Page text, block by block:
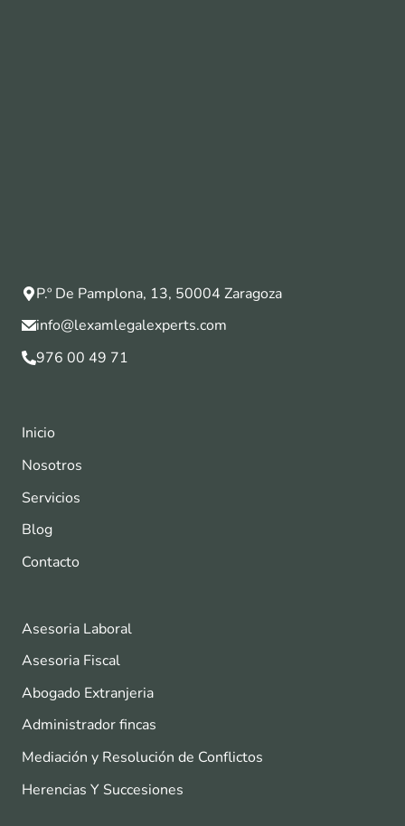
P.º De Pamplona, 13, 50004 Zaragoza
info@lexamlegalexperts.com
976 00 49 71
Inicio
Nosotros
Servicios
Blog
Contacto
Asesoria Laboral
Asesoria Fiscal
Abogado Extranjeria
Administrador fincas
Mediación y Resolución de Conflictos
Herencias Y Succesiones